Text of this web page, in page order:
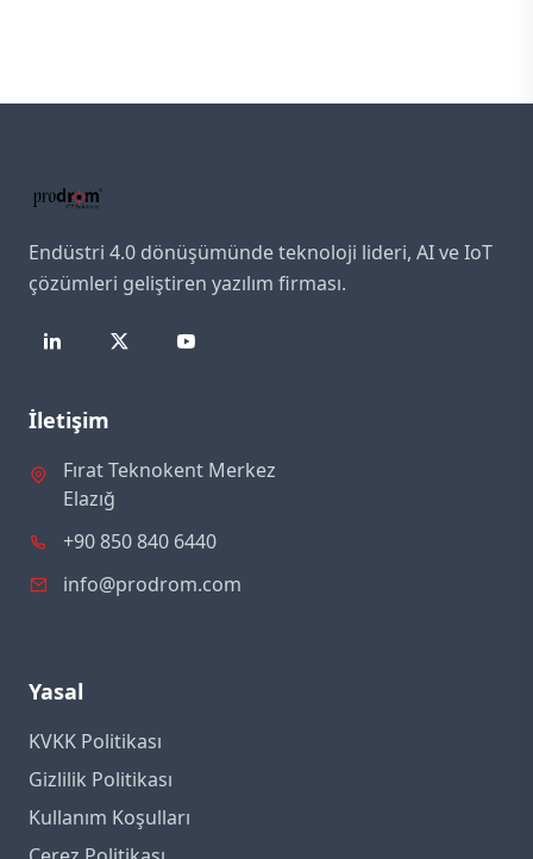
Endüstri 4.0 dönüşümünde teknoloji lideri, AI ve IoT
çözümleri geliştiren yazılım firması.
İletişim
Fırat Teknokent Merkez
Elazığ
+90 850 840 6440
info@prodrom.com
Yasal
KVKK Politikası
Gizlilik Politikası
Kullanım Koşulları